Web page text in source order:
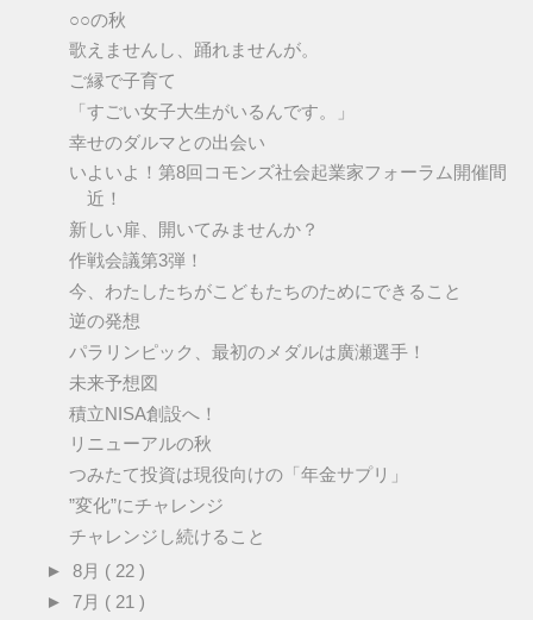
○○の秋
歌えませんし、踊れませんが。
ご縁で子育て
「すごい女子大生がいるんです。」
幸せのダルマとの出会い
いよいよ！第8回コモンズ社会起業家フォーラム開催間
近！
新しい扉、開いてみませんか？
作戦会議第3弾！
今、わたしたちがこどもたちのためにできること
逆の発想
パラリンピック、最初のメダルは廣瀬選手！
未来予想図
積立NISA創設へ！
リニューアルの秋
つみたて投資は現役向けの「年金サプリ」
”変化”にチャレンジ
チャレンジし続けること
► 8月 ( 22 )
► 7月 ( 21 )